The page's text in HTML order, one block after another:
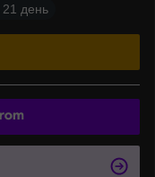
21 день